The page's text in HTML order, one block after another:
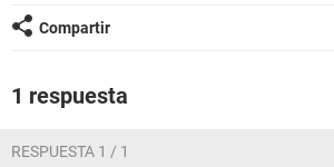
Compartir
1 respuesta
RESPUESTA 1 / 1